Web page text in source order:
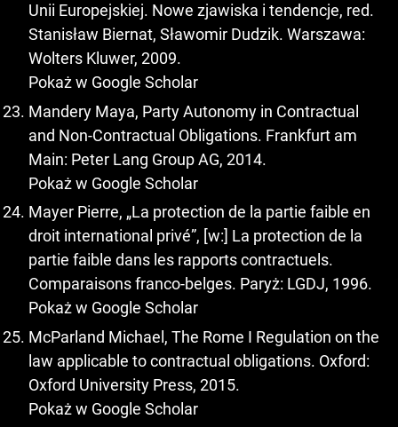
Unii Europejskiej. Nowe zjawiska i tendencje, red.
Stanisław Biernat, Sławomir Dudzik. Warszawa:
Wolters Kluwer, 2009.
Pokaż w Google Scholar
Mandery Maya, Party Autonomy in Contractual
and Non-Contractual Obligations. Frankfurt am
Main: Peter Lang Group AG, 2014.
Pokaż w Google Scholar
Mayer Pierre, „La protection de la partie faible en
droit international privé”, [w:] La protection de la
partie faible dans les rapports contractuels.
Comparaisons franco-belges. Paryż: LGDJ, 1996.
Pokaż w Google Scholar
McParland Michael, The Rome I Regulation on the
law applicable to contractual obligations. Oxford:
Oxford University Press, 2015.
Pokaż w Google Scholar